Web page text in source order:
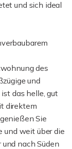
und sich ideal
des
und
das helle, gut
direktem
Sie
und weit über die
nach Süden